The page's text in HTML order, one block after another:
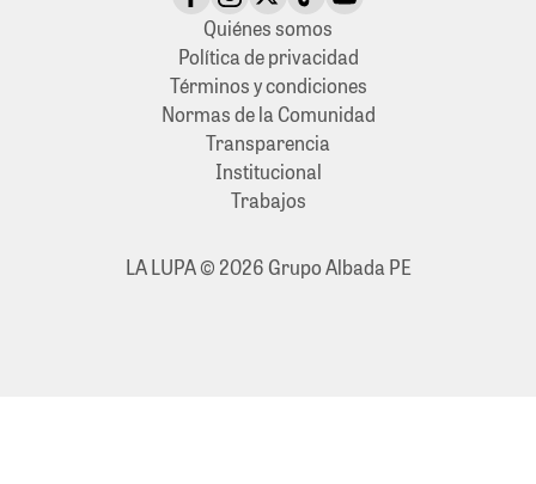
Quiénes somos
Política de privacidad
Términos y condiciones
Normas de la Comunidad
Transparencia
Institucional
Trabajos
LA LUPA © 2026 Grupo Albada PE